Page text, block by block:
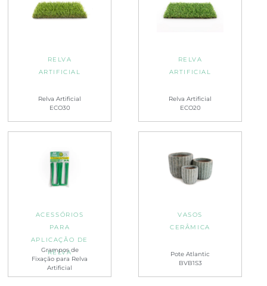
RELVA
ARTIFICIAL
Relva Artificial
ECO30
RELVA
ARTIFICIAL
Relva Artificial
ECO20
ACESSÓRIOS
PARA
APLICAÇÃO DE
RELVA
Grampos de
Fixação para Relva
Artificial
VASOS
CERÂMICA
Pote Atlantic
BVB1S3